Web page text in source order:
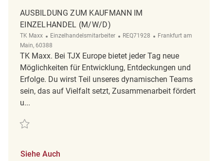
AUSBILDUNG ZUM KAUFMANN IM
EINZELHANDEL (M/W/D)
TK Maxx Kategorie
Einzelhandelsmitarbeiter ReqId
REQ71928 Ort
Frankfurt am
Main, 60388
TK Maxx. Bei TJX Europe bietet jeder Tag neue
Möglichkeiten für Entwicklung, Entdeckungen und
Erfolge. Du wirst Teil unseres dynamischen Teams
sein, das auf Vielfalt setzt, Zusammenarbeit fördert
u...
Retten Ausbildung zum Kaufmann im Einzelhandel (m/w/d) REQ71928
Siehe Auch